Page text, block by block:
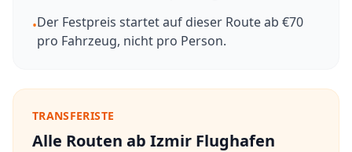
•Der Festpreis startet auf dieser Route ab €70
pro Fahrzeug, nicht pro Person.
TRANSFERISTE
Alle Routen ab Izmir Flughafen